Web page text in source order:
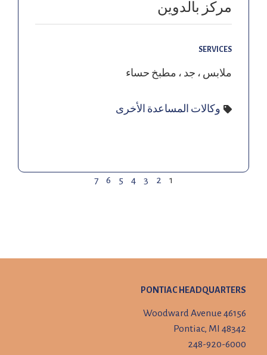
مركز بالدوين
SERVICES
ملابس ، جد ، مطبخ حساء
وكالات المساعدة الأخرى
1
2
3
4
5
6
7
PONTIAC HEADQUARTERS
46156 Woodward Avenue
Pontiac, MI 48342
248-920-6000